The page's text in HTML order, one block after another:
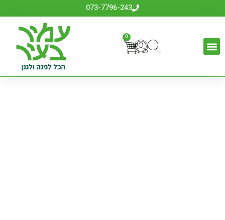
073-7796-243
0